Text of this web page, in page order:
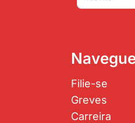
Filie-se
Greves
Carreira